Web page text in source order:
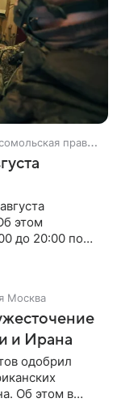
правда
этом
до 20:00 по
РФ. Все
Москва
и Ирана
одобрил
Об этом в